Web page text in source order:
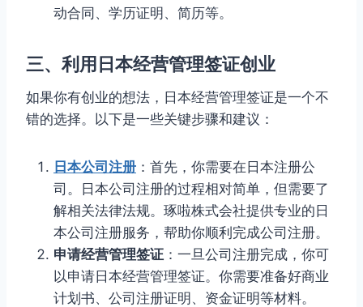
动合同、学历证明、简历等。
三、利用日本经营管理签证创业
如果你有创业的想法，日本经营管理签证是一个不
错的选择。以下是一些关键步骤和建议：
日本公司注册 ：首先，你需要在日本注册公
司。日本公司注册的过程相对简单，但需要了
解相关法律法规。琢啦株式会社提供专业的日
本公司注册服务，帮助你顺利完成公司注册。
申请经营管理签证 ：一旦公司注册完成，你可
以申请日本经营管理签证。你需要准备好商业
计划书、公司注册证明、资金证明等材料。